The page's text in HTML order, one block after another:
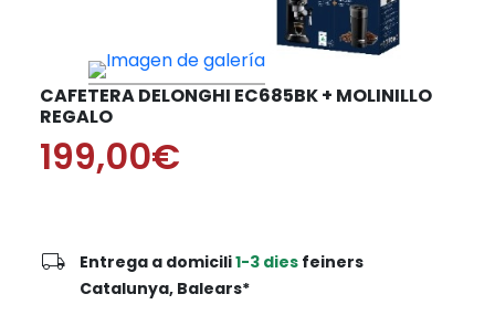
CAFETERA DELONGHI EC685BK + MOLINILLO
REGALO
199,00€
local_shipping Entrega a domicili1-3 dies feiners
Catalunya, Balears*